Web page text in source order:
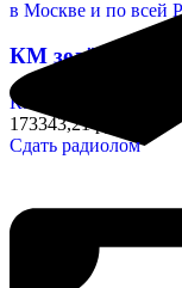
КМ зелёные
Конденсаторы
173343,21 руб/кг
Сдать радиолом